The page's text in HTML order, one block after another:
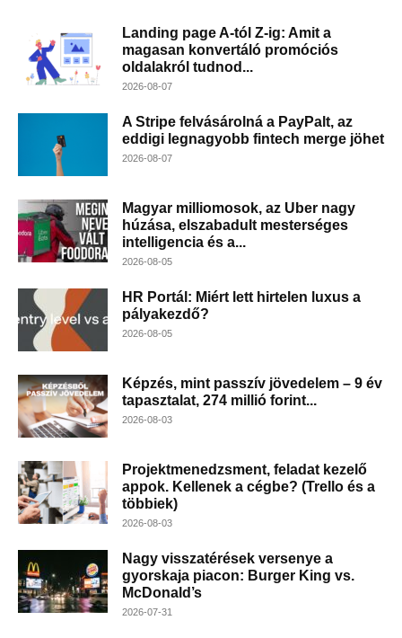
Landing page A-tól Z-ig: Amit a
magasan konvertáló promóciós
oldalakról tudnod...
2026-08-07
A Stripe felvásárolná a PayPalt, az
eddigi legnagyobb fintech merge jöhet
2026-08-07
Magyar milliomosok, az Uber nagy
húzása, elszabadult mesterséges
intelligencia és a...
2026-08-05
HR Portál: Miért lett hirtelen luxus a
pályakezdő?
2026-08-05
Képzés, mint passzív jövedelem – 9 év
tapasztalat, 274 millió forint...
2026-08-03
Projektmenedzsment, feladat kezelő
appok. Kellenek a cégbe? (Trello és a
többiek)
2026-08-03
Nagy visszatérések versenye a
gyorskaja piacon: Burger King vs.
McDonald’s
2026-07-31